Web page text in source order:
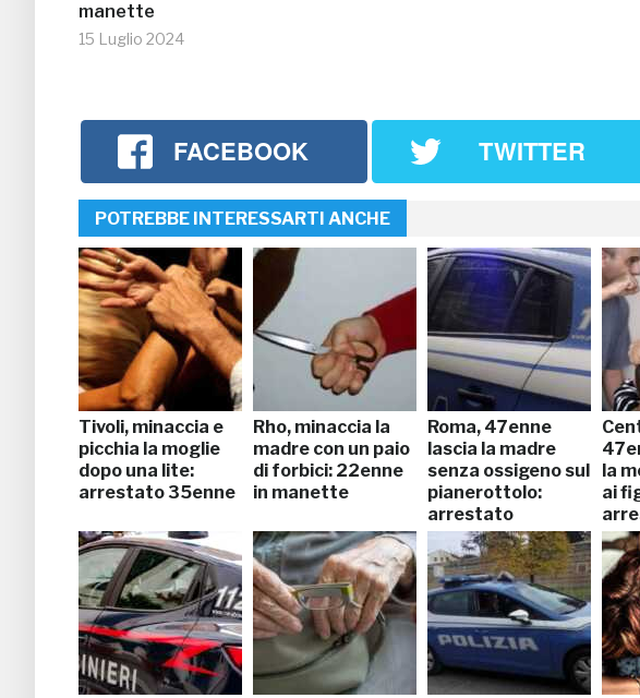
manette
15 Luglio 2024
FACEBOOK TWITTER
POTREBBE INTERESSARTI ANCHE
Tivoli, minaccia e
picchia la moglie
dopo una lite:
arrestato 35enne
Rho, minaccia la
madre con un paio
di forbici: 22enne
in manette
Roma, 47enne
lascia la madre
senza ossigeno sul
pianerottolo:
arrestato
la
ai